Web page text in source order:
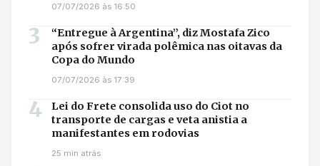
07/07/2026 às 16:50
3
“Entregue à Argentina”, diz Mostafa Zico
após sofrer virada polêmica nas oitavas da
Copa do Mundo
07/07/2026 às 17:39
4
Lei do Frete consolida uso do Ciot no
transporte de cargas e veta anistia a
manifestantes em rodovias
25 min atrás